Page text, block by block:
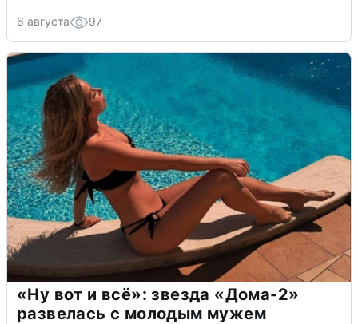
6 августа 97
«Ну вот и всё»: звезда «Дома-2»
развелась с молодым мужем